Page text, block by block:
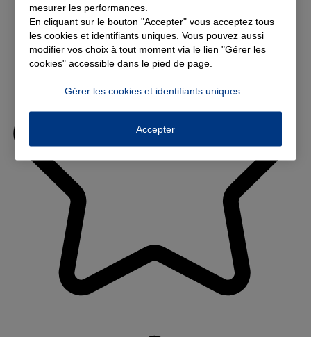
mesurer les performances.
En cliquant sur le bouton "Accepter" vous acceptez tous
les cookies et identifiants uniques. Vous pouvez aussi
modifier vos choix à tout moment via le lien "Gérer les
cookies" accessible dans le pied de page.
Gérer les cookies et identifiants uniques
Accepter